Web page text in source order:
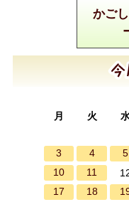
かご
月
火
3
4 5
10
11
17
18